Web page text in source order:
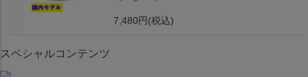
7,480円 (税込)
スペシャルコンテンツ